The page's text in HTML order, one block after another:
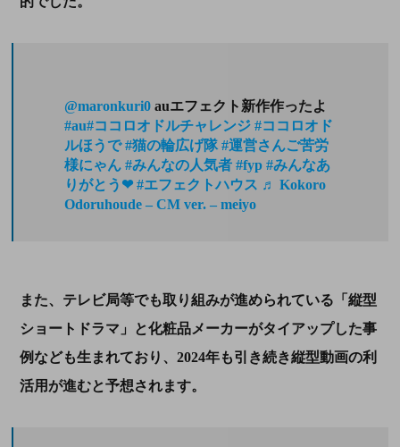
@maronkuri0auエフェクト新作作ったよ
#au#ココロオドルチャレンジ #ココロオド
ルほうで #猫の輪広げ隊 #運営さんご苦労
様にゃん #みんなの人気者 #fyp #みんなあ
りがとう❤ #エフェクトハウス ♬ Kokoro
Odoruhoude – CM ver. – meiyo
また、テレビ局等でも取り組みが進められている「縦型
ショートドラマ」と化粧品メーカーがタイアップした事
例なども生まれており、 2024年も引き続き縦型動画の利
活用が進むと予想されます。